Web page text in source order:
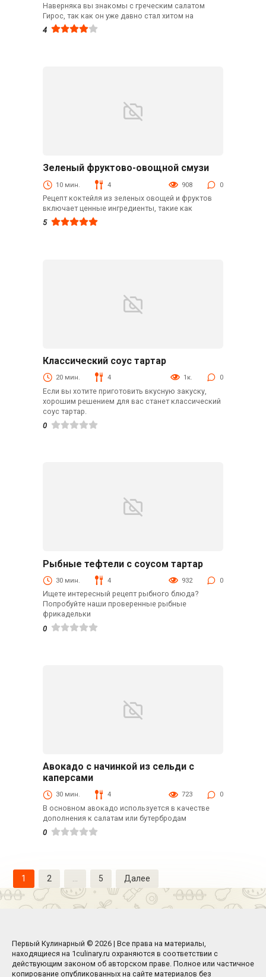
Наверняка вы знакомы с греческим салатом
Гирос, так как он уже давно стал хитом на
4
Безалкогольные
Зеленый фруктово-овощной смузи
10 мин. 4 908 0
Рецепт коктейля из зеленых овощей и фруктов
включает ценные ингредиенты, такие как
5
Классический соус тартар
20 мин. 4 1к. 0
Если вы хотите приготовить вкусную закуску,
хорошим решением для вас станет классический
соус тартар.
0
Рыбные тефтели с соусом тартар
30 мин. 4 932 0
Ищете интересный рецепт рыбного блюда?
Попробуйте наши проверенные рыбные
фрикадельки
0
Закуски
Авокадо с начинкой из сельди с
каперсами
30 мин. 4 723 0
В основном авокадо используется в качестве
дополнения к салатам или бутербродам
0
Навигация
по
записям
1 2 5 Далее
Первый Кулинарный © 2026 | Все права на материалы,
находящиеся на 1culinary.ru охраняются в соответствии с
действующим законом об авторском праве. Полное или частичное
копирование опубликованных на сайте материалов без